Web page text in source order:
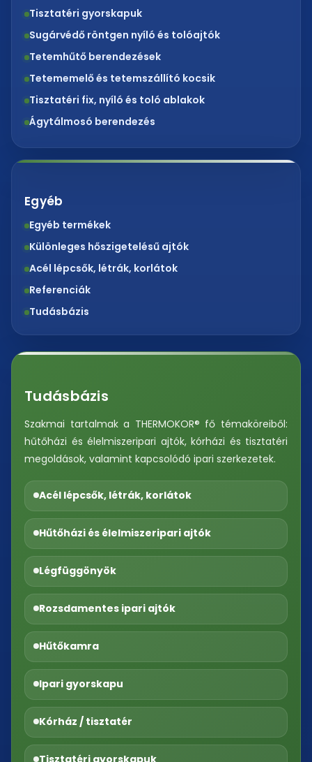
Tisztatéri gyorskapuk
Sugárvédő röntgen nyíló és tolóajtók
Tetemhűtő berendezések
Tetememelő és tetemszállító kocsik
Tisztatéri fix, nyíló és toló ablakok
Ágytálmosó berendezés
Egyéb
Egyéb termékek
Különleges hőszigetelésű ajtók
Acél lépcsők, létrák, korlátok
Referenciák
Tudásbázis
Tudásbázis
Szakmai tartalmak a THERMOKOR® fő témaköreiből:
hűtőházi és élelmiszeripari ajtók, kórházi és tisztatéri
megoldások, valamint kapcsolódó ipari szerkezetek.
Acél lépcsők, létrák, korlátok
Hűtőházi és élelmiszeripari ajtók
Légfüggönyök
Rozsdamentes ipari ajtók
Hűtőkamra
Ipari gyorskapu
Kórház / tisztatér
Tisztatéri gyorskapuk